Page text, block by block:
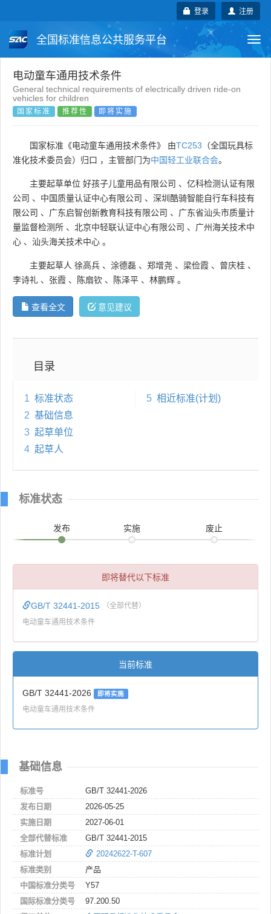
注册
登录
全国标准信息公共服务平台
国家标准 行业标准
团体标准
电动童车通用技术条件
General technical requirements of electrically driven ride-on
vehicles for children
国家标准 推荐性 即将实施
国家标准《电动童车通用技术条件》 由TC253 （全国玩具标
准化技术委员会）归口 ，主管部门为中国轻工业联合会。
主要起草单位 好孩子儿童用品有限公司 、 亿科检测认证有限
公司 、 中国质量认证中心有限公司 、 深圳酷骑智能自行车科技有
限公司 、 广东启智创新教育科技有限公司 、 广东省汕头市质量计
量监督检测所 、 北京中轻联认证中心有限公司 、 广州海关技术中
心 、 汕头海关技术中心 。
主要起草人 徐高兵 、 涂德磊 、 郑增尧 、 梁俭霞 、 曾庆桂 、
李诗礼 、 张霞 、 陈扇钦 、 陈泽平 、 林鹏辉 。
查看全文 意见建议
目录
1 标准状态
2 基础信息
3 起草单位
4 起草人
5 相近标准(计划)
标准状态
发布 实施 废止
即将替代以下标准
GB/T 32441-2015 （全部代替）
电动童车通用技术条件
当前标准
GB/T 32441-2026 即将实施
电动童车通用技术条件
基础信息
标准号
GB/T 32441-2026
发布日期
2026-05-25
实施日期
2027-06-01
全部代替标准
GB/T 32441-2015
标准计划
20242622-T-607
标准类别
产品
中国标准分类号
Y57
国际标准分类号
97.200.50